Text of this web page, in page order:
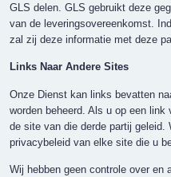
GLS delen. GLS gebruikt deze
van de leveringsovereenkomst.
zal zij deze informatie met deze
Links Naar Andere Sites
Onze Dienst kan links bevatten
worden beheerd. Als u op een
de site van die derde partij geleid.
privacybeleid van elke site die u
Wij hebben geen controle over en